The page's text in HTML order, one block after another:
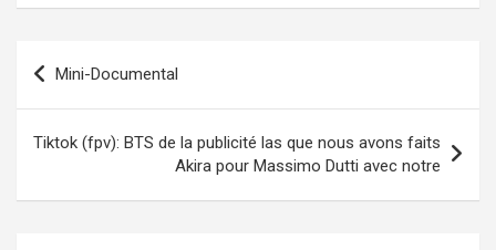
Navigation
de
l’article
Mini-Documental
Tiktok (fpv): BTS de la publicité las que nous avons faits
Akira pour Massimo Dutti avec notre